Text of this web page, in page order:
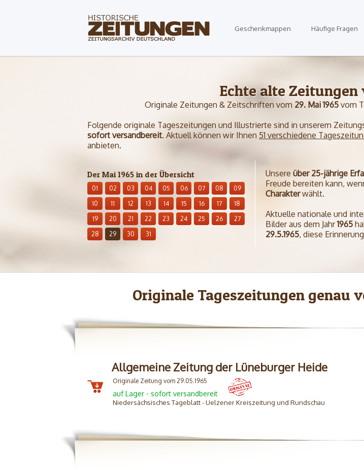
Geschenkmappen Häufige Fragen
Echte alte Zeitungen
Originale Zeitungen & Zeitschriften vom 29. Mai 1965 vom
Folgende originale Tageszeitungen und Illustrierte sind in unserem
sofort versandbereit. Aktuell können wir Ihnen 51 verschiedene
anbieten.
Der Mai 1965 in der Übersicht
01 02 03 04 05 06 07 08
09
10
11 12 13 14 15 16 17
18
19
20 21 22 23 24 25 26
27
28
29 30 31
Unsere über 25-jährige
Freude bereiten kann,
Charakterwählt.
Aktuelle nationale und
Bilder aus dem Jahr1965
29.5.1965, diese
Originale Tageszeitungen genau
Allgemeine Zeitung der Lüneburger Heide
Originale Zeitung vom 29.05.1965
auf Lager - sofort versandbereit
Niedersächsisches Tageblatt - Uelzener Kreiszeitung und Rundschau